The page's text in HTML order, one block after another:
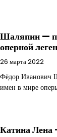
Шаляпин —
оперной
26 марта 2022
Фёдор Иванович
имен в мире
Катина Лена